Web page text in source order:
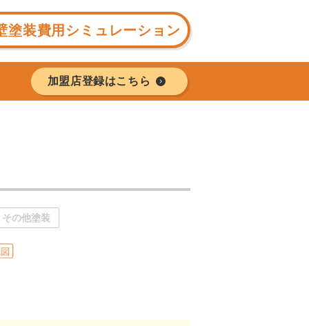
塗装費用シミュレーション
加盟店登録はこちら
その他塗装